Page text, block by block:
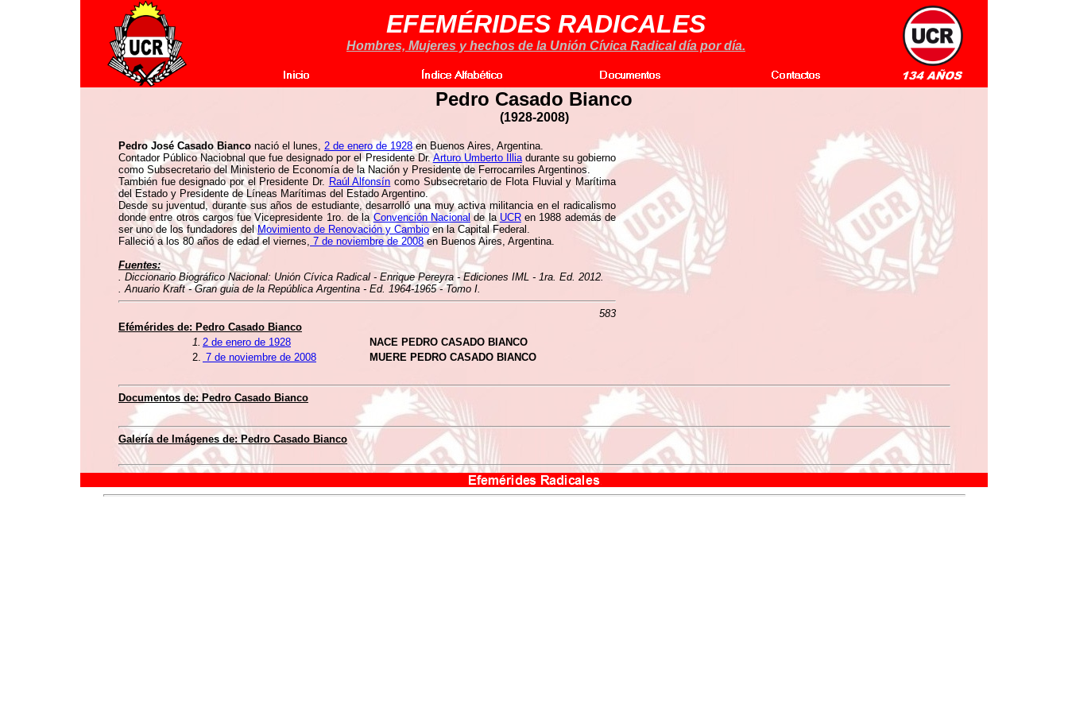
EFEMÉRIDES RADICALES
Hombres, Mujeres y hechos de la Unión Cívica Radical día por día.
Pedro Casado Bianco
(1928-2008)
Pedro José Casado Bianco nació el lunes, 2 de enero de 1928en Buenos Aires, Argentina.
Contador Público Naciobnal que fue designado por el Presidente Dr.Arturo Umberto Illiadurante su gobierno
como Subsecretario del Ministerio de Economía de la Nación y Presidente de Ferrocarriles Argentinos.
También fue designado por el Presidente Dr. Raúl Alfonsín como Subsecretario de Flota Fluvial y Marítima
del Estado y Presidente de Líneas Marítimas del Estado Argentino.
Desde su juventud, durante sus años de estudiante, desarrolló una muy activa militancia en el radicalismo
donde entre otros cargos fue Vicepresidente 1ro. de laConvención Nacional de laUCRen 1988 además de
ser uno de los fundadores delMovimiento de Renovación y Cambioen la Capital Federal.
Falleció a los 80 años de edad el viernes, 7 de noviembre de 2008en Buenos Aires, Argentina.
Fuentes:
. Diccionario Biográfico Nacional: Unión Cívica Radical - Enrique Pereyra - Ediciones IML - 1ra. Ed. 2012.
. Anuario Kraft - Gran guia de la República Argentina - Ed. 1964-1965 - Tomo I.
583
Efémérides de: Pedro Casado Bianco
1. 2 de enero de 1928
NACE PEDRO CASADO BIANCO
2. 7 de noviembre de 2008 MUERE PEDRO CASADO BIANCO
Documentos de: Pedro Casado Bianco
Galería de Imágenes de: Pedro Casado Bianco